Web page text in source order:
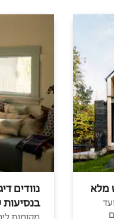
מלא
נוודים